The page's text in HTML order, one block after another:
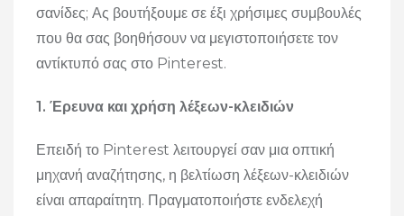
σανίδες; Ας βουτήξουμε σε έξι χρήσιμες συμβουλές
που θα σας βοηθήσουν να μεγιστοποιήσετε τον
αντίκτυπό σας στο Pinterest.
1. Έρευνα και χρήση λέξεων-κλειδιών
Επειδή το Pinterest λειτουργεί σαν μια οπτική
μηχανή αναζήτησης, η βελτίωση λέξεων-κλειδιών
είναι απαραίτητη. Πραγματοποιήστε ενδελεχή